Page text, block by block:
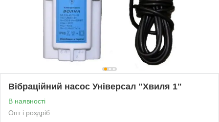
Вібраційний насос Універсал "Хвиля 1"
В наявності
Опт і роздріб